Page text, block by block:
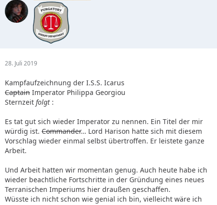
28. Juli 2019
Kampfaufzeichnung der I.S.S. Icarus
Captain Imperator Philippa Georgiou
Sternzeit folgt :
Es tat gut sich wieder Imperator zu nennen. Ein Titel der mir
würdig ist. Commander… Lord Harison hatte sich mit diesem
Vorschlag wieder einmal selbst übertroffen. Er leistete ganze
Arbeit.
Und Arbeit hatten wir momentan genug. Auch heute habe ich
wieder beachtliche Fortschritte in der Gründung eines neues
Terranischen Imperiums hier draußen geschaffen.
Wüsste ich nicht schon wie genial ich bin, vielleicht wäre ich